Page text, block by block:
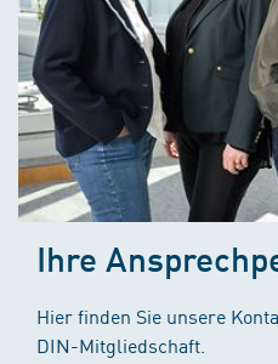
Ihre
Hier finden Sie unsere
DIN-Mitgliedschaft.